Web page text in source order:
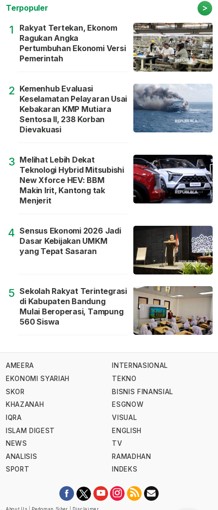
Terpopuler >
1
Rakyat Tertekan, Ekonom
Ragukan Angka
Pertumbuhan Ekonomi Versi
Pemerintah
2 Kemenhub Evaluasi
Keselamatan Pelayaran Usai
Kebakaran KMP Mutiara
Sentosa II, 238 Korban
Dievakuasi
3 Melihat Lebih Dekat
Teknologi Hybrid Mitsubishi
New Xforce HEV: BBM
Makin Irit, Kantong tak
Menjerit
4 Sensus Ekonomi 2026 Jadi
Dasar Kebijakan UMKM
yang Tepat Sasaran
5 Sekolah Rakyat Terintegrasi
di Kabupaten Bandung
Mulai Beroperasi, Tampung
560 Siswa
AMEERA
EKONOMI SYARIAH
SKOR
KHAZANAH
IQRA
ISLAM DIGEST
NEWS
ANALISIS
SPORT
INTERNASIONAL
TEKNO
BISNIS FINANSIAL
ESGNOW
VISUAL
ENGLISH
TV
RAMADHAN
INDEKS
About Us Pedoman Siber Disclaimer